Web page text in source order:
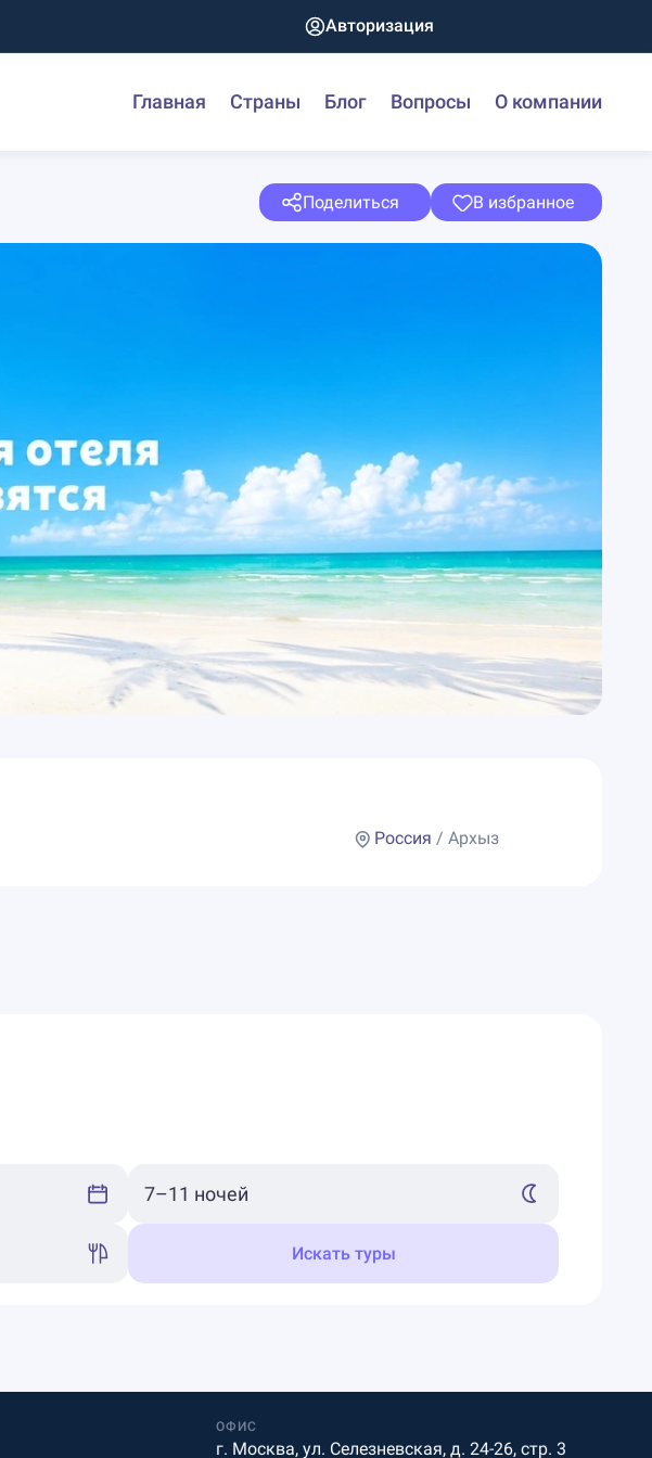
Авторизация
Главная Страны Блог Вопросы О компании
Поделиться В избранное
Россия / Архыз
Искать туры
ОФИС
г. Москва, ул. Селезневская, д. 24-26, стр. 3